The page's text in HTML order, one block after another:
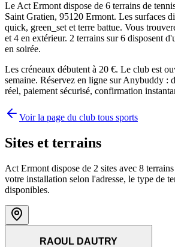
Le Act Ermont dispose de 6 terrains de
Saint Gratien, 95120 Ermont. Les surfaces
quick, green_set et terre battue. Vous
et 4 en extérieur. 2 terrains sur 6 disposent
en soirée.
Les créneaux débutent à 20 €. Le club est
semaine. Réservez en ligne sur Anybuddy :
réel, paiement sécurisé, confirmation
Voir la page du club tous sports
Sites et terrains
Act Ermont dispose de 2 sites avec 8
votre installation selon l'adresse, le type de
disponibles.
RAOUL DAUTRY